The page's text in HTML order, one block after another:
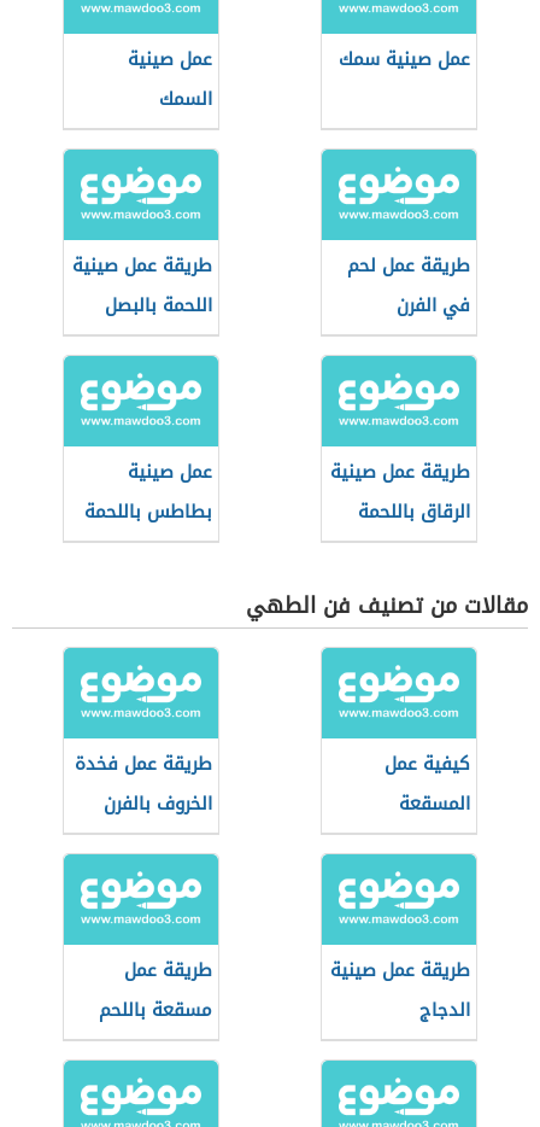
عمل صينية سمك
عمل صينية
السمك
طريقة عمل لحم
في الفرن
طريقة عمل صينية
اللحمة بالبصل
طريقة عمل صينية
الرقاق باللحمة
المفرومة
عمل صينية
بطاطس باللحمة
مقالات من تصنيف فن الطهي
كيفية عمل
المسقعة
طريقة عمل فخدة
الخروف بالفرن
طريقة عمل صينية
الدجاج
طريقة عمل
مسقعة باللحم
المفروم